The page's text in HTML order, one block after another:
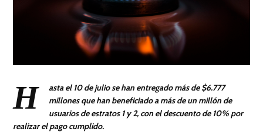
H
asta el 10 de julio se han entregado más de $6.777
millones que han beneficiado a más de un millón de
usuarios de estratos 1 y 2, con el descuento de 10% por
realizar el pago cumplido.